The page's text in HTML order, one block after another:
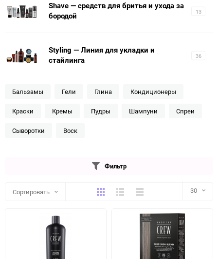
13
Shave — средств для бритья и ухода за
бородой
36
Styling — Линия для укладки и
стайлинга
Бальзамы Гели Глина Кондиционеры
Краски Кремы Пудры Шампуни Спреи
Сыворотки Воск
Фильтр
Сортировать ПлиткаПодробноКомпактно 30
30
60
90